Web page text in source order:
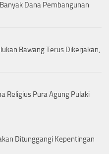
Dana Pembangunan
Bawang Terus Dikerjakan,
Religius Pura Agung Pulaki
Ditunggangi Kepentingan